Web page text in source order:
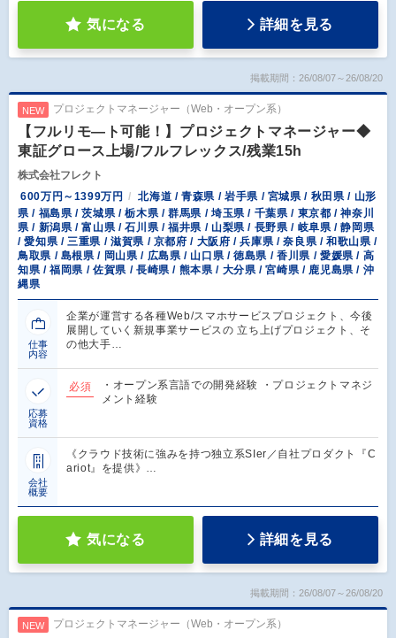
気になる 詳細を見る
掲載期間：26/08/07～26/08/20
NEW プロジェクトマネージャー（Web・オープン系）
【フルリモ―ト可能！】プロジェクトマネージャー◆
東証グロース上場/フルフレックス/残業15h
株式会社フレクト
600万円～1399万円
北海道 / 青森県 / 岩手県 / 宮城県 / 秋田県 / 山形
県 / 福島県 / 茨城県 / 栃木県 / 群馬県 / 埼玉県 / 千葉県 / 東京都 / 神奈川
県 / 新潟県 / 富山県 / 石川県 / 福井県 / 山梨県 / 長野県 / 岐阜県 / 静岡県
/ 愛知県 / 三重県 / 滋賀県 / 京都府 / 大阪府 / 兵庫県 / 奈良県 / 和歌山県 /
鳥取県 / 島根県 / 岡山県 / 広島県 / 山口県 / 徳島県 / 香川県 / 愛媛県 / 高
知県 / 福岡県 / 佐賀県 / 長崎県 / 熊本県 / 大分県 / 宮崎県 / 鹿児島県 / 沖
縄県
仕事
内容
企業が運営する各種Web/スマホサービスプロジェクト、今後
展開していく新規事業サービスの 立ち上げプロジェクト、そ
の他大手…
応募
資格
必須
・オープン系言語での開発経験 ・プロジェクトマネジ
メント経験
会社
概要
《クラウド技術に強みを持つ独立系SIer／自社プロダクト『C
ariot』を提供》…
気になる 詳細を見る
掲載期間：26/08/07～26/08/20
NEW プロジェクトマネージャー（Web・オープン系）